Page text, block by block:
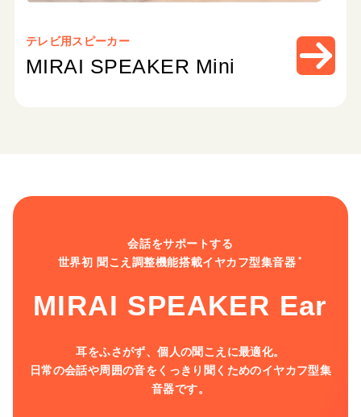
テレビ用スピーカー
MIRAI SPEAKER Mini
会話をサポートする
世界初 聞こえ調整機能搭載イヤカフ型集音器 ＊
MIRAI SPEAKER Ear
耳をふさがず、個人の聞こえに最適化。
日常の会話や周囲の音をくっきり聞くためのイヤカフ型集
音器です。